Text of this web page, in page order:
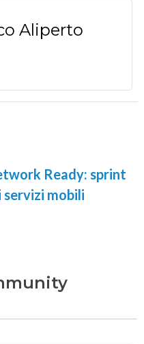
Aliperto
Ready: sprint
servizi mobili